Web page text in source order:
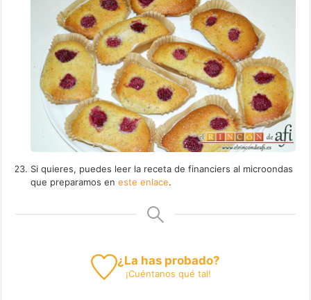
Si quieres, puedes leer la receta de financiers al microondas
que preparamos eneste enlace.
¿La has probado?
¡Cuéntanos qué tal!